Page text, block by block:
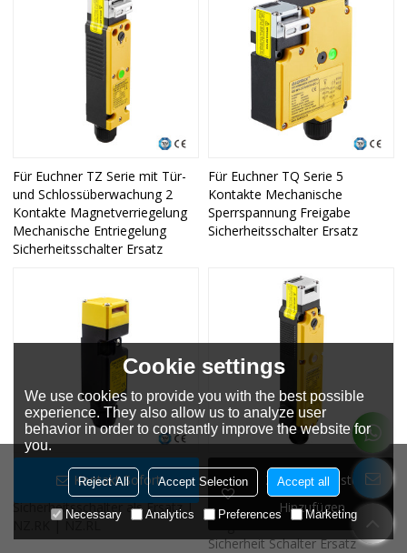
Kontakt Sofort
Zur Wunschliste
Hinzufügen
Für Euchner TZ Serie mit Tür-
und Schlossüberwachung 2
Kontakte Magnetverriegelung
Mechanische Entriegelung
Sicherheitsschalter Ersatz
Für Euchner TQ Serie 5
Kontakte Mechanische
Sperrspannung Freigabe
Sicherheitsschalter Ersatz
Für Euchner NZ Serie 2 oder 4
Kontaktpositions-
Sicherheitsschalter als Ersatz |
NZ.RK | NZ.RL
Für Euchner STA Serie mit Tür
und Schloss Überwachung 4
Kontakte Mechanische Schloss
Magnetventil Release
Sicherheit Schalter Ersatz
Cookie settings
We use cookies to provide you with the best possible
experience. They also allow us to analyze user
behavior in order to constantly improve the website for
you.
Reject All Accept Selection Accept all
Necessary Analytics Preferences Marketing